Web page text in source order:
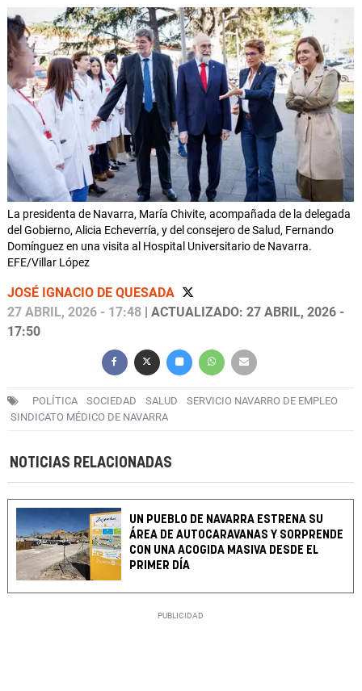
La presidenta de Navarra, María Chivite, acompañada de la delegada
del Gobierno, Alicia Echeverría, y del consejero de Salud, Fernando
Domínguez en una visita al Hospital Universitario de Navarra.
EFE/Villar López
JOSÉ IGNACIO DE QUESADA
27 ABRIL, 2026 - 17:48 | ACTUALIZADO: 27 ABRIL, 2026 -
17:50
POLÍTICA SOCIEDAD SALUD
SERVICIO NAVARRO DE EMPLEO
SINDICATO MÉDICO DE NAVARRA
NOTICIAS RELACIONADAS
UN PUEBLO DE NAVARRA ESTRENA SU
ÁREA DE AUTOCARAVANAS Y SORPRENDE
CON UNA ACOGIDA MASIVA DESDE EL
PRIMER DÍA